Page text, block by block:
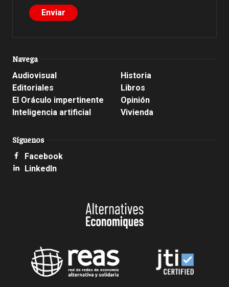
Navega
Audiovisual
Editoriales
El Oráculo impertinente
Inteligencia artificial
Historia
Libros
Opinión
Vivienda
Síguenos
Facebook
LinkedIn